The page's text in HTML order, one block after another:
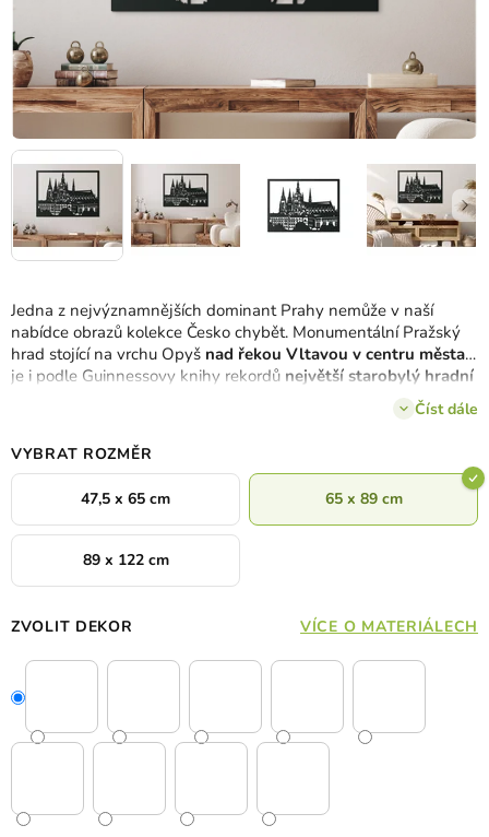
Jedna z nejvýznamnějších dominant Prahy nemůže v naší
nabídce obrazů kolekce Česko chybět. Monumentální Pražský
hrad stojící na vrchu Opyš nad řekou Vltavou v centru města
je i podle Guinnessovy knihy rekordů největší starobylý hradní
. Designéři v drevku dostali nelehký úkol –
navrhnout obraz Pražský hrad tak, aby byl moderní a zároveň
zachycoval historickou památku v plné kráse
8 barvách. Myslíme, že se jim to podařilo.
Číst dále
VYBRAT ROZMĚR
47,5 x 65 cm 65 x 89 cm
89 x 122 cm
ZVOLIT DEKOR VÍCE O MATERIÁLECH